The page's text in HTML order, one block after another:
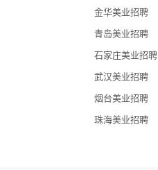
金华美业招聘
青岛美业招聘
石家庄美业招聘
武汉美业招聘
烟台美业招聘
珠海美业招聘